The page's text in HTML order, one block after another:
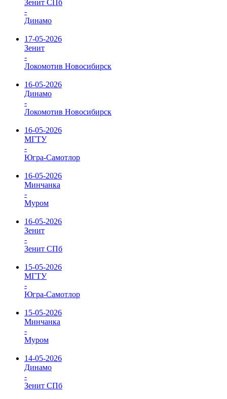
Зенит СПб
-
Динамо
17-05-2026
Зенит
-
Локомотив Новосибирск
16-05-2026
Динамо
-
Локомотив Новосибирск
16-05-2026
МГТУ
-
Югра-Самотлор
16-05-2026
Минчанка
-
Муром
16-05-2026
Зенит
-
Зенит СПб
15-05-2026
МГТУ
-
Югра-Самотлор
15-05-2026
Минчанка
-
Муром
14-05-2026
Динамо
-
Зенит СПб